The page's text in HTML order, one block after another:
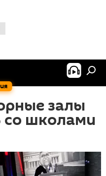
залы
со школами